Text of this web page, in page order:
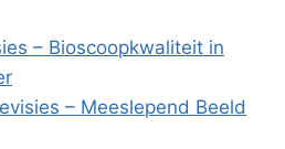
– Bioscoopkwaliteit in
– Meeslepend Beeld